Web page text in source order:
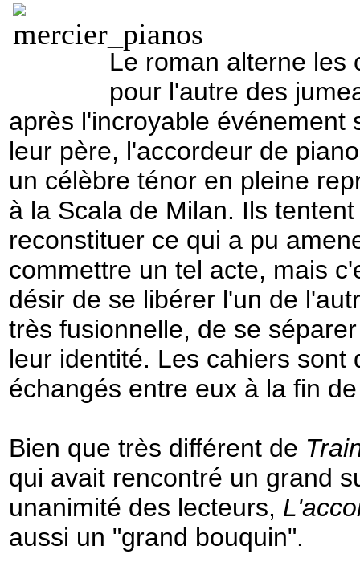
Le roman alterne les
pour l'autre des
après l'incroyable événement
leur père, l'accordeur de
un célèbre ténor en pleine
à la Scala de Milan. Ils
reconstituer ce qui a pu
commettre un tel acte, mais
désir de se libérer l'un de
très fusionnelle, de se
leur identité. Les cahiers sont
échangés entre eux à la fin
Bien que très différent de
qui avait rencontré un grand
unanimité des lecteurs,
aussi un "grand bouquin".